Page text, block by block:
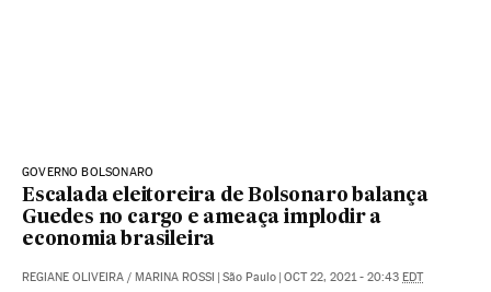
GOVERNO BOLSONARO
Escalada eleitoreira de Bolsonaro balança
Guedes no cargo e ameaça implodir a
economia brasileira
REGIANE OLIVEIRA / MARINA ROSSI | São Paulo | OCT 22, 2021 - 20:43 EDT